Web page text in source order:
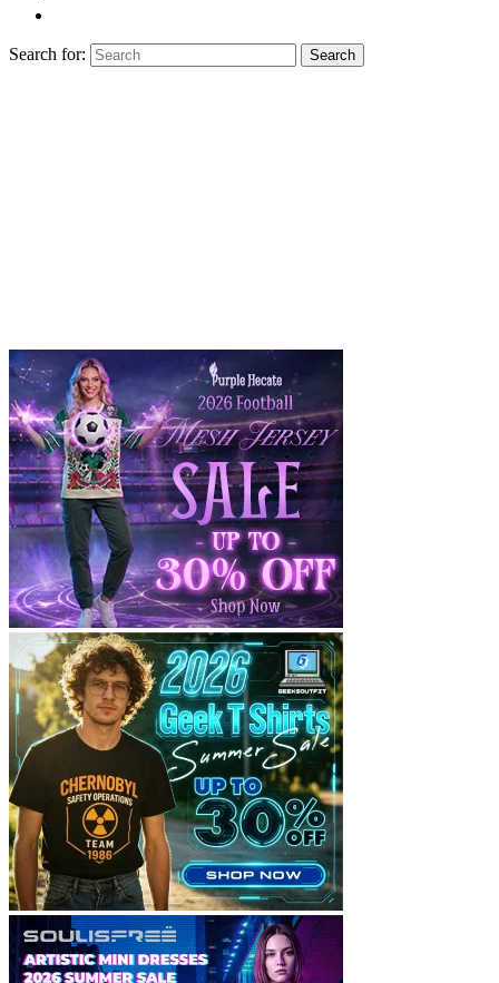
Search for: Search